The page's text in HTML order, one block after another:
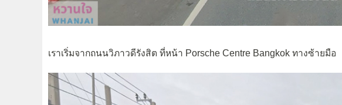
เราเริ่มจากถนนวิภาวดีรังสิต ที่หน้า Porsche Centre Bangkok ทางซ้ายมือ